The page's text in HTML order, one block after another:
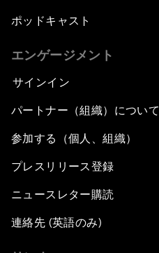
ポッドキャスト
エンゲージメント
サインイン
パートナー（組織）について
参加する（個人、組織）
プレスリリース登録
ニュースレター購読
連絡先 (英語のみ)